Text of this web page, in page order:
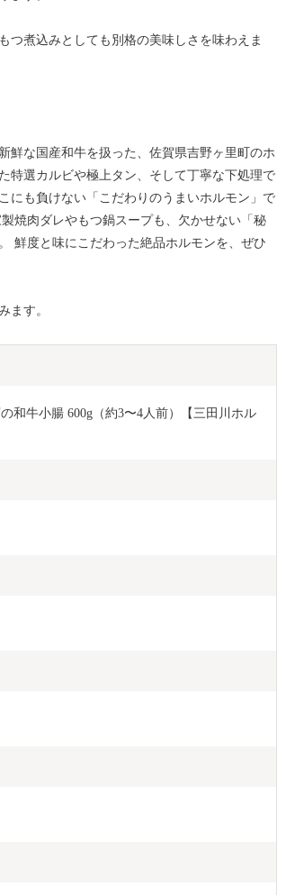
つ煮込みとしても別格の美味しさを味わえま
鮮な国産和牛を扱った、佐賀県吉野ヶ里町のホ
特選カルビや極上タン、そして丁寧な下処理で
にも負けない「こだわりのうまいホルモン」で
焼肉ダレやもつ鍋スープも、欠かせない「秘
鮮度と味にこだわった絶品ホルモンを、ぜひ
ます。
和牛小腸 600g（約3〜4人前）【三田川ホル